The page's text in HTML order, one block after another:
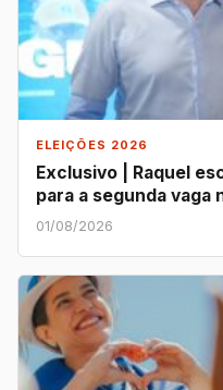
ELEIÇÕES 2026
Exclusivo | Raquel
para a segunda vaga
01/08/2026